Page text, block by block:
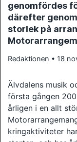
genomfördes
därefter
storlek på
Redaktionen • 18
Älvdalens musik
första gången
årligen i en allt
kringaktiviteter